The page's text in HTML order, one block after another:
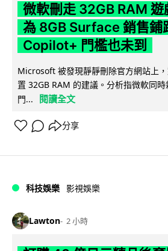
微軟刪走 32GB RAM 遊
為 8GB Surface 銷售鋪
Copilot+ 門檻也未到
Microsoft 被發現靜靜刪除官方網站上
置 32GB RAM 的建議。分析指微軟同
門...
閱讀全文
分享
科技娛樂 影視娛樂
Lawton 2 小時